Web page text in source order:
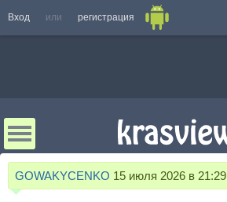
Вход или регистрация
GOWAKYCENKO 15 июля 2026 в 21:29